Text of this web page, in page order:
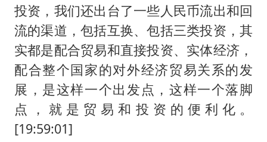
投资，我们还出台了一些人民币流出和回
流的渠道，包括互换、包括三类投资，其
实都是配合贸易和直接投资、实体经济，
配合整个国家的对外经济贸易关系的发
展，是这样一个出发点，这样一个落脚
点，就是贸易和投资的便利化。
[19:59:01]